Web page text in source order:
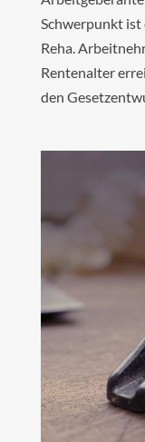
Schwerpunkt
Reha.
Rentenalter
den